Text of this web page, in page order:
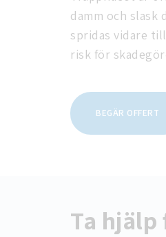
damm och slask
spridas vidare
risk för
BEGÄR OFFERT
Ta